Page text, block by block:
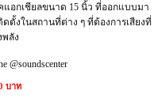
แอกเชียลขนาด 15 นิ้ว ที่ออกแบบมา
ตั้งในสถานที่ต่าง ๆ ที่ต้องการเสียงที่
พลัง
บาท